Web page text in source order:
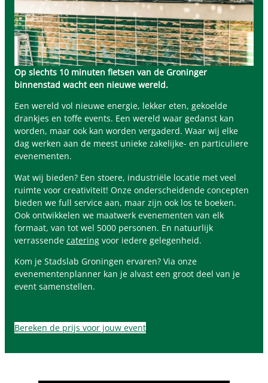
Op slechts 10 minuten fietsen van de Groninger
binnenstad wacht een nieuwe wereld.
Een wereld vol nieuwe energie, lekker eten, gekoelde
drankjes en toffe events. Een wereld waar gedanst kan
worden, maar ook kan worden vergaderd. Waar wij elke
dag werken aan de meest unieke zakelijke- en particuliere
evenementen.
Wat wij bieden? Een stoere, industriële locatie met veel
ruimte voor creativiteit! Onze onderscheidende concepten
bieden we full service aan, maar zijn ook los te boeken.
Ook ontwikkelen we maatwerk evenementen van elk
formaat, van tot wel 5000 personen. En natuurlijk
verrassende catering voor iedere gelegenheid.
Kom je Stadslab Groningen ervaren? Via onze
evenementenplanner kan je alvast een groot deel van je
event samenstellen.
Bereken de prijs voor jouw event